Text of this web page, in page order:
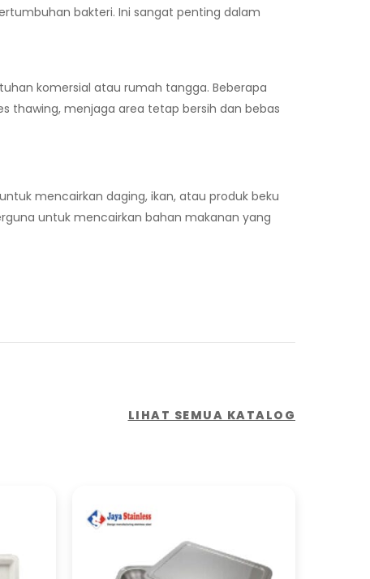
bakteri. Ini sangat penting dalam
komersial atau rumah tangga. Beberapa
thawing, menjaga area tetap bersih dan bebas
mencairkan daging, ikan, atau produk beku
untuk mencairkan bahan makanan yang
LIHAT SEMUA KATALOG